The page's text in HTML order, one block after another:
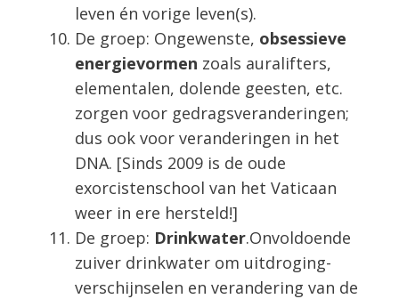
leven én vorige leven(s).
De groep: Ongewenste, obsessieve
energievormen zoals auralifters,
elementalen, dolende geesten, etc.
zorgen voor gedragsveranderingen;
dus ook voor veranderingen in het
DNA. [Sinds 2009 is de oude
exorcistenschool van het Vaticaan
weer in ere hersteld!]
De groep: Drinkwater.Onvoldoende
zuiver drinkwater om uitdroging-
verschijnselen en verandering van de